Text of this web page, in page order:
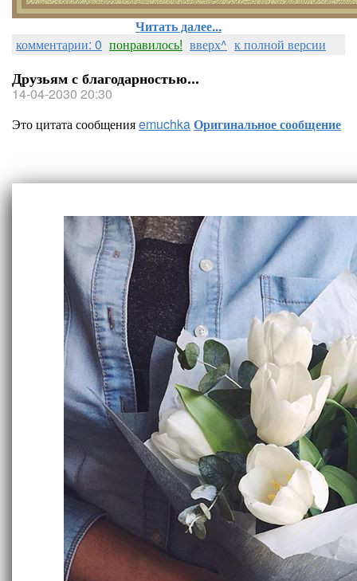
Читать далее...
комментарии: 0 понравилось! вверх^ к полной версии
Друзьям с благодарностью...
14-04-2030 20:30
Это цитата сообщенияemuchkaОригинальное сообщение